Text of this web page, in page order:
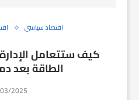
اقتصاد سياسي
كيف ستتعامل
الطاقة بعد
2025